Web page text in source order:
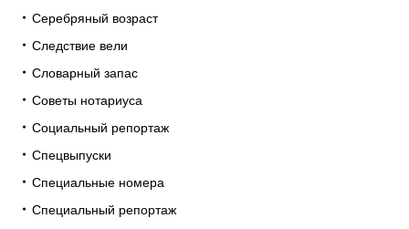
Серебряный возраст
Следствие вели
Словарный запас
Советы нотариуса
Социальный репортаж
Спецвыпуски
Специальные номера
Специальный репортаж